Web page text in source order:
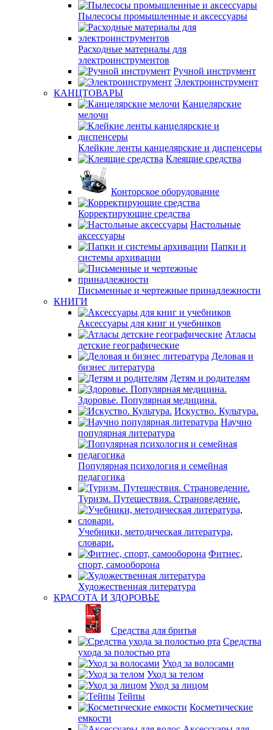
Пылесосы промышленные и аксессуары
Расходные материалы для
электроинструментов
Ручной инструмент
Электроинструмент
КАНЦТОВАРЫ
Канцелярские
мелочи
Клейкие ленты канцелярские и диспенсеры
Клеящие средства
Конторское оборудование
Корректирующие средства
Настольные
аксессуары
Папки и
системы архивации
Письменные и чертежные принадлежности
КНИГИ
Аксессуары для книг и учебников
Атласы
детские географические
Деловая и
бизнес литература
Детям и родителям
Здоровье. Популярная медицина.
Искуство. Культура.
Научно
популярная литература
Популярная психология и семейная
педагогика
Туризм. Путешествия. Страноведение.
Учебники, методическая литература,
словари.
Фитнес,
спорт, самооборона
Художественная литература
КРАСОТА И ЗДОРОВЬЕ
Средства для бритья
Средства
ухода за полостью рта
Уход за волосами
Уход за телом
Уход за лицом
Тейпы
Косметические
емкости